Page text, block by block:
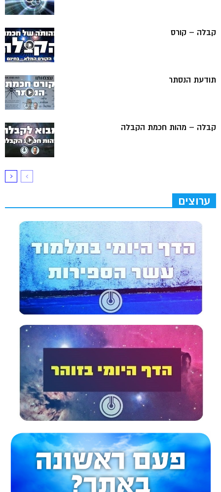
קבלה – קורס
תודעת הנסתר
קבלה – מהות חכמת הקבלה
ערוצים